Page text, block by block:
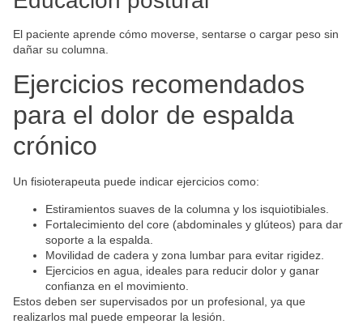
El paciente aprende cómo moverse, sentarse o cargar peso sin
dañar su columna.
Ejercicios recomendados
para el dolor de espalda
crónico
Un fisioterapeuta puede indicar ejercicios como:
Estiramientos suaves de la columna y los isquiotibiales.
Fortalecimiento del core (abdominales y glúteos) para dar
soporte a la espalda.
Movilidad de cadera y zona lumbar para evitar rigidez.
Ejercicios en agua, ideales para reducir dolor y ganar
confianza en el movimiento.
Estos deben ser supervisados por un profesional, ya que
realizarlos mal puede empeorar la lesión.